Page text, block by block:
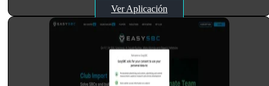
Ver Aplicación